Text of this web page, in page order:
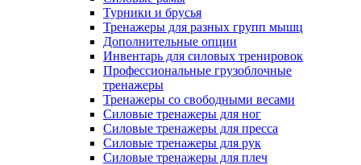
Турники и брусья
Тренажеры для разных групп мышц
Дополнительные опции
Инвентарь для силовых тренировок
Профессиональные грузоблочные
тренажеры
Тренажеры со свободными весами
Силовые тренажеры для ног
Силовые тренажеры для пресса
Силовые тренажеры для рук
Силовые тренажеры для плеч